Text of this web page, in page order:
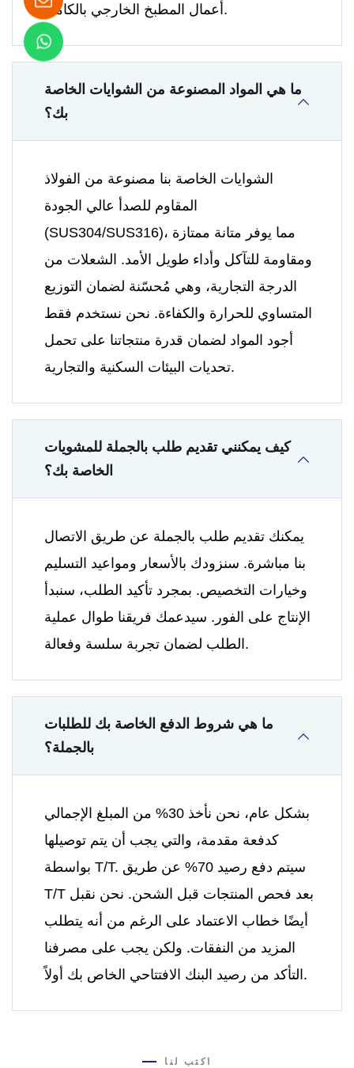
أعمال المطبخ الخارجي بالكامل.
ما هي المواد المصنوعة من الشوايات الخاصة
بك؟
الشوايات الخاصة بنا مصنوعة من الفولاذ
المقاوم للصدأ عالي الجودة
(SUS304/SUS316)، مما يوفر متانة ممتازة
ومقاومة للتآكل وأداء طويل الأمد. الشعلات من
الدرجة التجارية، وهي مُحسّنة لضمان التوزيع
المتساوي للحرارة والكفاءة. نحن نستخدم فقط
أجود المواد لضمان قدرة منتجاتنا على تحمل
تحديات البيئات السكنية والتجارية.
كيف يمكنني تقديم طلب بالجملة للمشويات
الخاصة بك؟
يمكنك تقديم طلب بالجملة عن طريق الاتصال
بنا مباشرة. سنزودك بالأسعار ومواعيد التسليم
وخيارات التخصيص. بمجرد تأكيد الطلب، سنبدأ
الإنتاج على الفور. سيدعمك فريقنا طوال عملية
الطلب لضمان تجربة سلسة وفعالة.
ما هي شروط الدفع الخاصة بك للطلبات
بالجملة؟
بشكل عام، نحن نأخذ 30% من المبلغ الإجمالي
كدفعة مقدمة، والتي يجب أن يتم توصيلها
بواسطة T/T. سيتم دفع رصيد 70% عن طريق
T/T بعد فحص المنتجات قبل الشحن. نحن نقبل
أيضًا خطاب الاعتماد على الرغم من أنه يتطلب
المزيد من النفقات. ولكن يجب على مصرفنا
التأكد من رصيد البنك الافتتاحي الخاص بك أولاً.
اكتب لنا